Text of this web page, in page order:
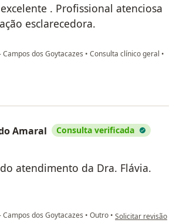
. Profissional atenciosa
esclarecedora.
Campos dos Goytacazes • Consulta clínico geral •
K.D.P.C
Amaral Consulta verificada
atendimento da Dra. Flávia.
Campos dos Goytacazes • Outro • na opinião do
Solicitar revisão